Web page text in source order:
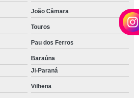
João Câmara
Touros
Pau dos Ferros
Baraúna
Ji-Paraná
Vilhena